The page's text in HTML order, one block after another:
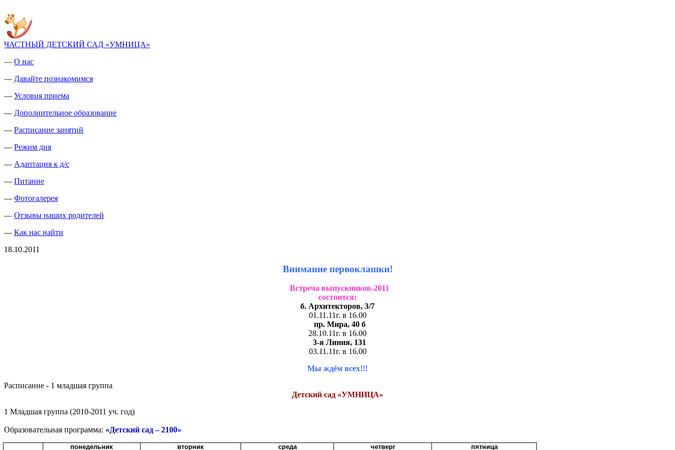
ЧАСТНЫЙ ДЕТСКИЙ САД «УМНИЦА»
— О нас
— Давайте познакомимся
— Условия приема
— Дополнительное образование
— Расписание занятий
— Режим дня
— Адаптация к д/с
— Питание
— Фотогалерея
— Отзывы наших родителей
— Как нас найти
18.10.2011
Внимание первоклашки!
Встреча выпускников-2011
состоится:
б. Архитекторов, 3/7
01.11.11г. в 16.00
пр. Мира, 40 б
28.10.11г. в 16.00
3-я Линия, 131
03.11.11г. в 16.00
Мы ждём всех!!!
Расписание - 1 младшая группа
Детский сад «УМНИЦА»
1 Младшая группа (2010-2011 уч. год)
Образовательная программа: «Детский сад – 2100»
понедельник вторник среда четверг пятница